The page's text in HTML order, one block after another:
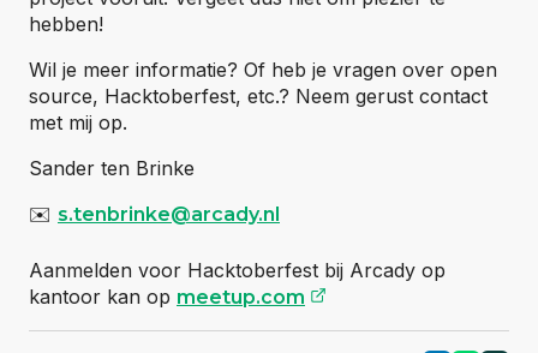
hebben!
Wil je meer informatie? Of heb je vragen over open
source, Hacktoberfest, etc.? Neem gerust contact
met mij op.​
Sander ten Brinke
✉️ s.tenbrinke@arcady.nl
Aanmelden voor Hacktoberfest bij Arcady op
kantoor kan op meetup.com